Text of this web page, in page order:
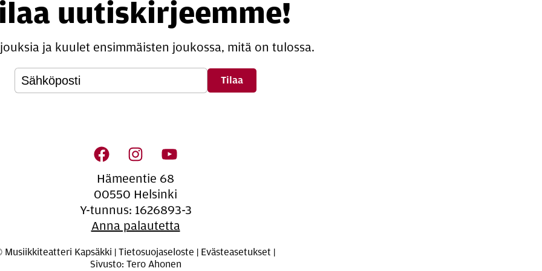
uutiskirjeemme!
ja kuulet ensimmäisten joukossa, mitä on tulossa.
na­vi­goin­ti
Hämeentie 68
00550 Helsinki
Y-tunnus: 1626893-3
Anna palautetta
Musiikkiteatteri Kapsäkki | Tietosuojaseloste Evästeasetukset
Sivusto: Tero Ahonen